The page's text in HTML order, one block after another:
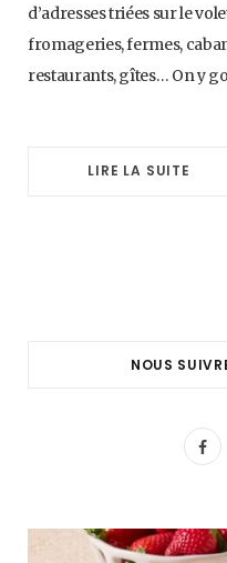
d’adresses triées sur le
fromageries, fermes,
restaurants, gîtes… On y
LIRE LA SUITE
NOUS
F